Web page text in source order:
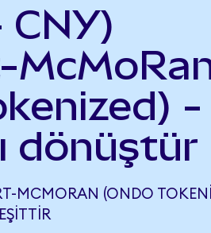
-
dönüştür
MCMORAN (ONDO